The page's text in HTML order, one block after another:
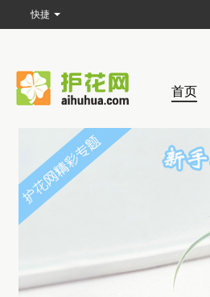
首页
快捷